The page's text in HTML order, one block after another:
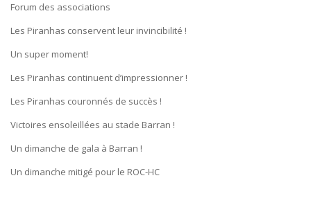
Forum des associations
Les Piranhas conservent leur invincibilité !
Un super moment!
Les Piranhas continuent d’impressionner !
Les Piranhas couronnés de succès !
Victoires ensoleillées au stade Barran !
Un dimanche de gala à Barran !
Un dimanche mitigé pour le ROC-HC